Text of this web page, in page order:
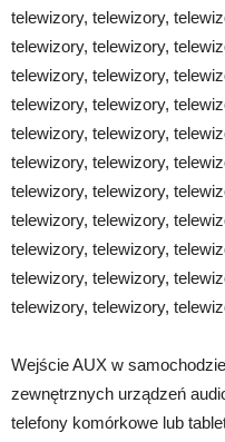
telewizory, telewizory,
telewizory, telewizory,
telewizory, telewizory,
telewizory, telewizory,
telewizory, telewizory,
telewizory, telewizory,
telewizory, telewizory,
telewizory, telewizory,
telewizory, telewizory,
telewizory, telewizory,
telewizory, telewizory,
Wejście AUX w
zewnętrznych urządzeń
telefony komórkowe lub